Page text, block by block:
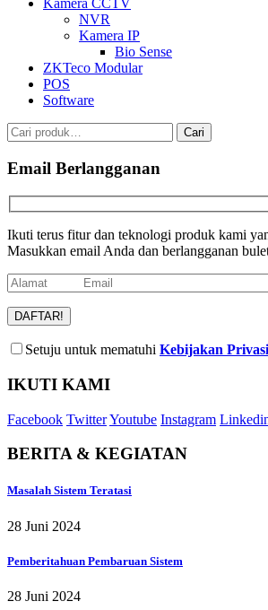
Kamera CCTV
NVR
Kamera IP
Bio Sense
ZKTeco Modular
POS
Software
Pencarian
untuk:
Cari
Email Berlangganan
Ikuti terus fitur dan teknologi produk kami
Masukkan email Anda dan berlangganan
Setuju untuk mematuhi Kebijakan Privasi
IKUTI KAMI
Facebook TwitterYoutube Instagram
BERITA & KEGIATAN
Masalah Sistem Teratasi
28 Juni 2024
Pemberitahuan Pembaruan Sistem
28 Juni 2024